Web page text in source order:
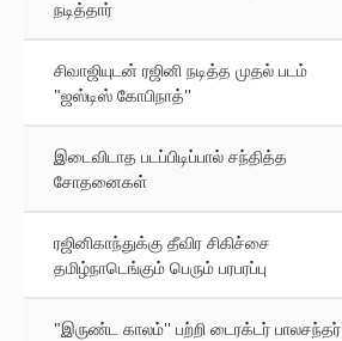
நடித்தார்
சிவாஜியுடன் ரஜினி நடித்த முதல் படம்
"ஜஸ்டிஸ் கோபிநாத்''
இடைவிடாத படப்பிடிப்பால் சந்தித்த
சோதனைகள்
ரஜினிகாந்துக்கு தீவிர சிகிச்சை
தமிழ்நாடெங்கும் பெரும் பரபரப்பு
"இருண்ட காலம்'' பற்றி டைரக்டர் பாலசந்தர்